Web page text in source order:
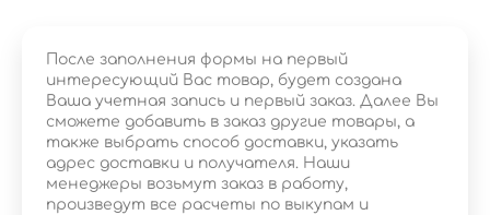
После заполнения формы на первый
интересующий Вас товар, будет создана
Ваша учетная запись и первый заказ. Далее Вы
сможете добавить в заказ другие товары, а
также выбрать способ доставки, указать
адрес доставки и получателя. Наши
менеджеры возьмут заказ в работу,
произведут все расчеты по выкупам и